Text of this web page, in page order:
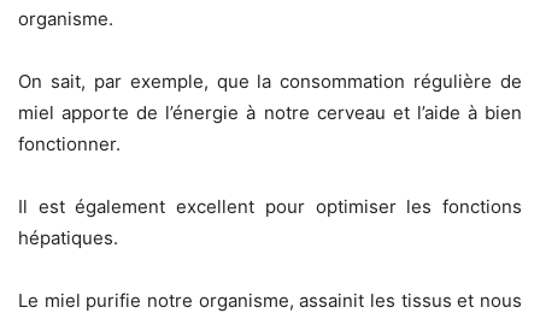
organisme.
On sait, par exemple, que la consommation régulière de
miel apporte de l’énergie à notre cerveau et l’aide à bien
fonctionner.
Il est également excellent pour optimiser les fonctions
hépatiques.
Le miel purifie notre organisme, assainit les tissus et nous